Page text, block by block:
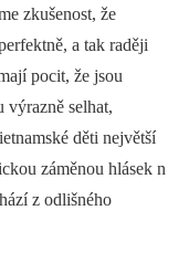
zkušenost, že
a tak raději
pocit, že jsou
výrazně selhat,
děti největší
záměnou hlásek n
z odlišného